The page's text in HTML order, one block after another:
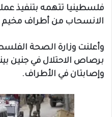
فلسطينيا تتهمه بتنفيذ
الانسحاب من أطراف مخيم
برصاص الاحتلال في جنين
وإصابتان في الأطراف.